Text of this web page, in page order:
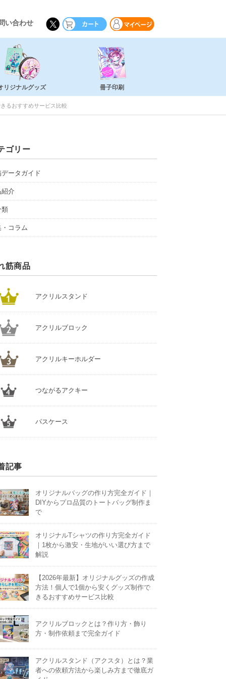
い合わせ
リジナルグッズ 冊子印刷
るおすすめサービス比較
ゴリー
データガイド
介
類
・コラム
筋商品
アクリルスタンド
アクリルブロック
アクリルキーホルダー
つながるアクキー
パスケース
記事
オリジナルバッグの作り方完全ガイド｜
DIYからプロ品質のトートバッグ制作ま
で
オリジナルTシャツの作り方完全ガイド
｜1枚から激安・生地がいい選び方まで
解説
【2026年最新】オリジナルグッズの作成
方法！個人で1個から安くグッズ制作で
きるおすすめサービス比較
アクリルブロックとは？作り方・飾り
方・制作依頼まで完全ガイド
アクリルスタンド（アクスタ）とは？業
者への依頼方法から楽しみ方まで徹底ガ